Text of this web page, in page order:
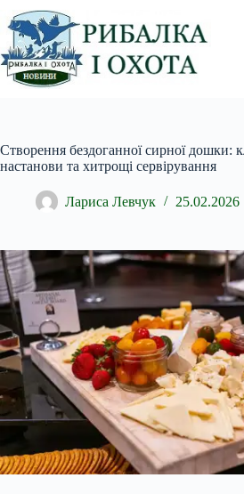
Перейти
до
вмісту
Створення бездоганної сирної дошки:
настанови та хитрощі сервірування
Лариса Левчук 25.02.2026